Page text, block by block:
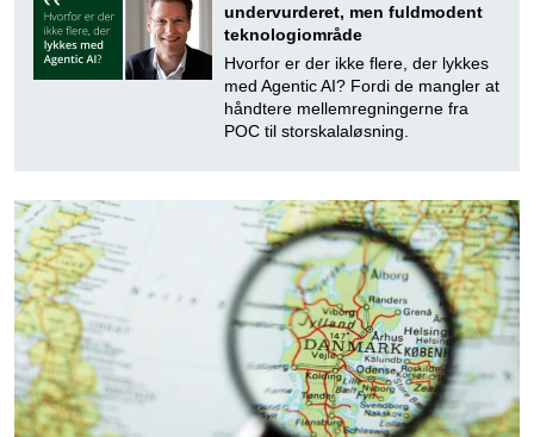
undervurderet, men fuldmodent
teknologiområde
Hvorfor er der ikke flere, der lykkes
med Agentic AI? Fordi de mangler at
håndtere mellemregningerne fra
POC til storskalaløsning.